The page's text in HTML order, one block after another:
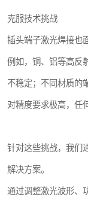
克服技术挑战
插头端子激光焊接也
例如，铜、铝等高反
不稳定；不同材质的
对精度要求极高，任
针对这些挑战，我们
解决方案。
通过调整激光波形、